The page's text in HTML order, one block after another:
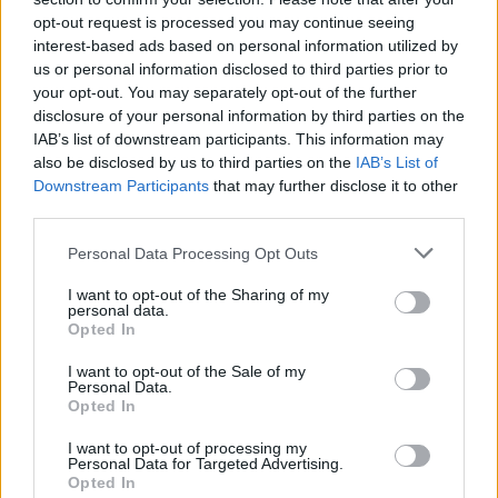
opt-out request is processed you may continue seeing
interest-based ads based on personal information utilized by
us or personal information disclosed to third parties prior to
your opt-out. You may separately opt-out of the further
disclosure of your personal information by third parties on the
IAB’s list of downstream participants. This information may
also be disclosed by us to third parties on the IAB’s List of
Downstream Participants that may further disclose it to other
Personal Data Processing Opt Outs
I want to opt-out of the Sharing of my
personal data.
Opted In
I want to opt-out of the Sale of my
Personal Data.
Opted In
I want to opt-out of processing my
Personal Data for Targeted Advertising.
Opted In
244 motorbyte till d5252t
Senaste inlägget avJeppegaming fredag 00:53iMotorteknik
(Avancerad)
Passat -13 2.0tdi DSG Växellåda bråkar 10 svar
Senaste inlägget avThe-GOAT torsdag 20:54 iGenerell
felsökning
Man man ha mindre ström till
Senaste inlägget avBilFixare torsdag 14:37 El- och hybridbilar
Senaste projektinläggen
Vw 1956 oval prosjekt
Senaste inlägget av jarleb för 12 timmar sedan Projekt
Puttelitens projekt Audi S2 Avant. Back
Senaste inlägget avPutteliten fredag 22:10 Projekt